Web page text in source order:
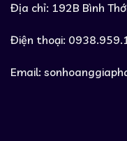
Địa chỉ: 192B Bình
Điện thoại:
Email: